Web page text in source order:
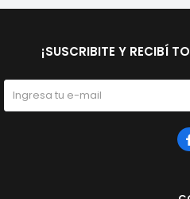
¡SUSCRIBITE Y RECIBÍ